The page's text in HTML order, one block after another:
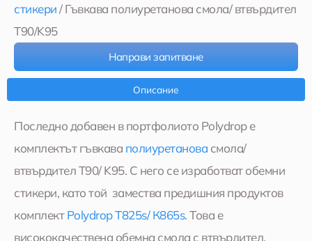
стикери/ Гъвкава полиуретанова смола/ втвърдител
T90/K95
Направи запитване
Описание
Последно добавен в портфолиото Polydrop е
комплектът гъвкава полиуретанова смола/
втвърдител Т90/ K95. С него се изработват обемни
стикери, като той замества предишния продуктов
комплектPolydrop Т825s/ К865s. Това е
висококачествена обемна смола с втвърдител,